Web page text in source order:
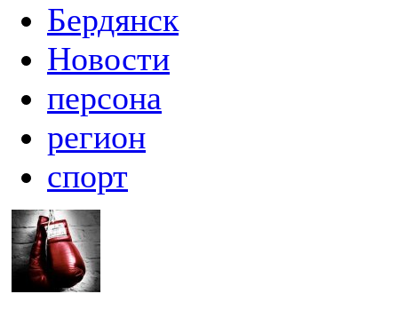
Бердянск
Новости
персона
регион
спорт